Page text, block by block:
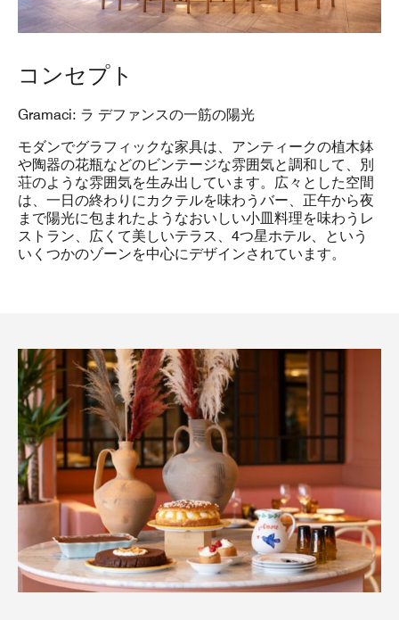
コンセプト
Gramaci: ラ デファンスの一筋の陽光
モダンでグラフィックな家具は、アンティークの植木鉢
や陶器の花瓶などのビンテージな雰囲気と調和して、別
荘のような雰囲気を生み出しています。広々とした空間
は、一日の終わりにカクテルを味わうバー、正午から夜
まで陽光に包まれたようなおいしい小皿料理を味わうレ
ストラン、広くて美しいテラス、4つ星ホテル、という
いくつかのゾーンを中心にデザインされています。